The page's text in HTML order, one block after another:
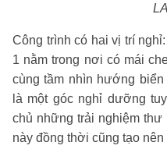
Công trình có hai vị trí
1 nằm trong nơi có mái
cùng tầm nhìn hướng
là một góc nghỉ dưỡng
chủ những trải nghiệm
này đồng thời cũng tạo